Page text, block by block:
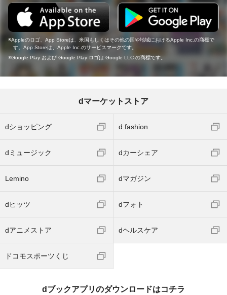
Appleのロゴ、App Storeは、米国もしくはその他の国や地域におけるApple Inc.の商標で
す。App Storeは、Apple Inc.のサービスマークです。
Google Play および Google Play ロゴは Google LLC の商標です。
dマーケットストア
dショッピング d fashion
dミュージック dカーシェア
Lemino dマガジン
dヒッツ dフォト
dアニメストア dヘルスケア
ドコモスポーツくじ
dブックアプリのダウンロードはコチラ